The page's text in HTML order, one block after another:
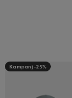
Kampanj -25%